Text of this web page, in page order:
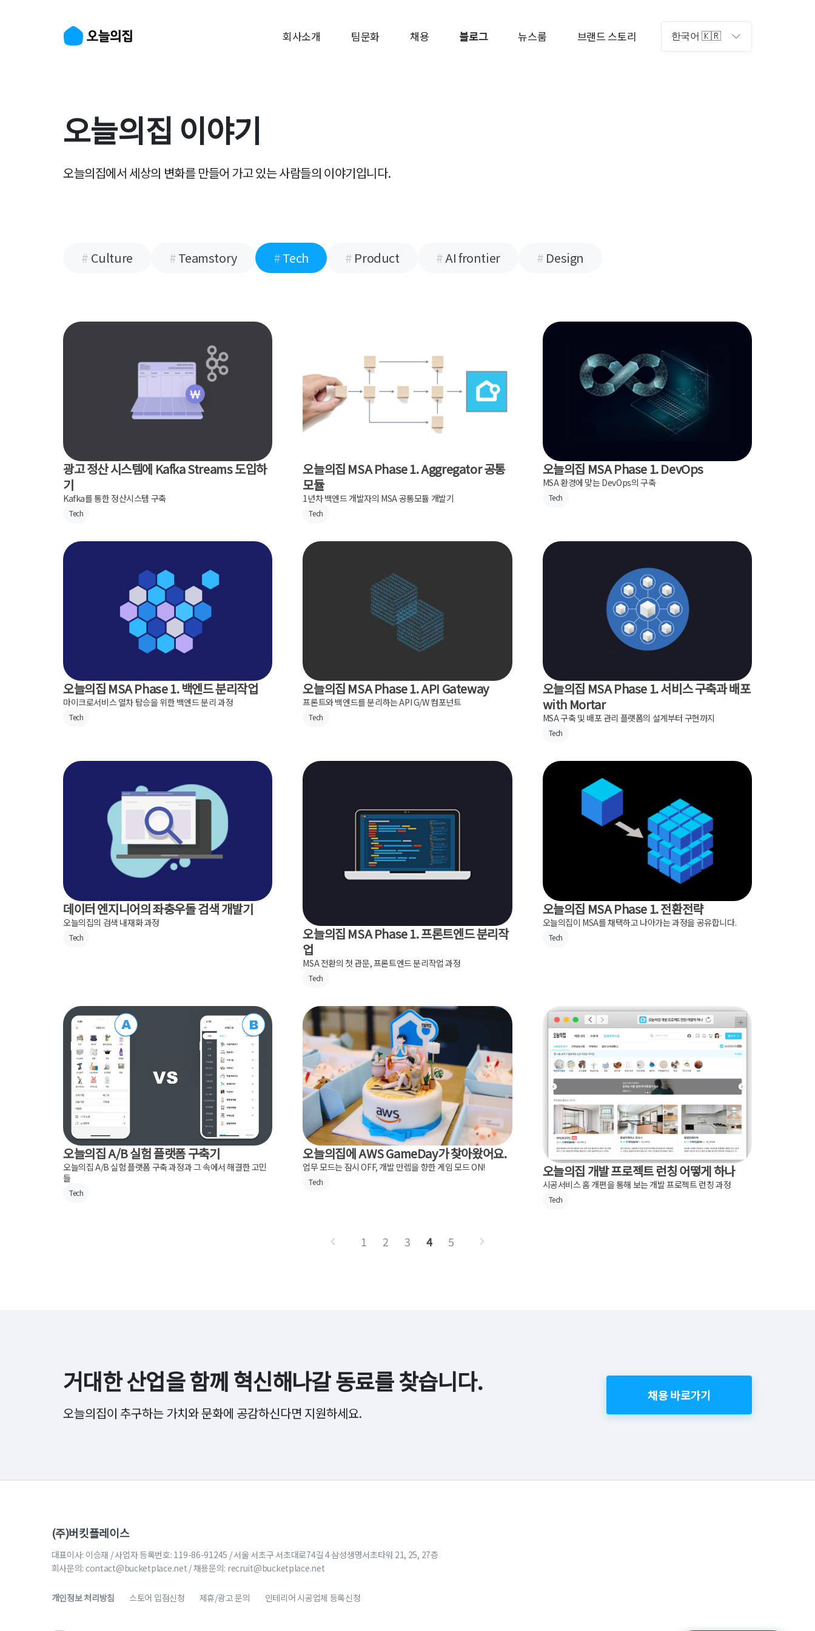
회사소개 팀문화 채용 블로그 뉴스룸 브랜드 스토리 한국어 🇰🇷
오늘의집 이야기
오늘의집에서 세상의 변화를 만들어 가고 있는사람들의 이야기입니다.
# Culture #Teamstory #Tech # Product #AI frontier # Design
광고 정산 시스템에 Kafka Streams 도입하
기
Kafka를 통한 정산시스템 구축
Tech
오늘의집 MSA Phase 1. Aggregator 공통
모듈
1년차 백엔드 개발자의 MSA 공통모듈 개발기
Tech
오늘의집 MSA Phase 1. DevOps
MSA 환경에 맞는 DevOps의 구축
Tech
오늘의집 MSA Phase 1. 백엔드 분리작업
마이크로서비스 열차 탑승을 위한 백엔드 분리 과정
Tech
오늘의집 MSA Phase 1. API Gateway
프론트와 백엔드를 분리하는 API G/W 컴포넌트
Tech
오늘의집 MSA Phase 1. 서비스 구축과 배포
with Mortar
MSA 구축 및 배포 관리 플랫폼의 설계부터 구현까지
Tech
데이터 엔지니어의 좌충우돌 검색 개발기
오늘의집의 검색 내재화 과정
Tech
오늘의집 MSA Phase 1. 프론트엔드 분리작
업
MSA 전환의 첫 관문, 프론트엔드 분리작업 과정
Tech
오늘의집 MSA Phase 1. 전환전략
오늘의집이 MSA를 채택하고 나아가는 과정을 공유합니다.
Tech
오늘의집 A/B 실험 플랫폼 구축기
오늘의집 A/B 실험 플랫폼 구축 과정과 그 속에서 해결한 고민
들
Tech
오늘의집에 AWS GameDay가 찾아왔어요.
업무 모드는 잠시 OFF, 개발 만렙을 향한 게임 모드 ON!
Tech
오늘의집 개발 프로젝트 런칭 어떻게 하나
시공서비스 홈 개편을 통해 보는 개발 프로젝트 런칭 과정
Tech
1 2 3 4 5
거대한 산업을 함께혁신해나갈 동료를 찾습니다.
오늘의집이 추구하는 가치와 문화에 공감하신다면 지원하세요.
채용 바로가기
(주)버킷플레이스
대표이사: 이승재 / 사업자 등록번호: 119-86-91245 / 서울 서초구 서초대로74길 4 삼성생명서초타워 21, 25, 27층
회사문의: contact@bucketplace.net / 채용문의: recruit@bucketplace.net
개인정보 처리방침 스토어 입점신청 제휴/광고 문의 인테리어 시공업체 등록신청